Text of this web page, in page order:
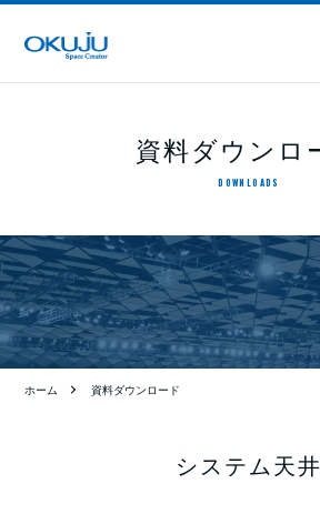
資料ダウンロ
DOWNLOADS
ホーム 資料ダウンロード
システム天井